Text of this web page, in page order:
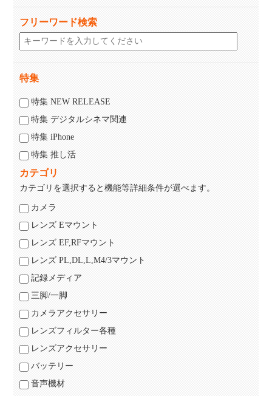
フリーワード検索
特集
特集 NEW RELEASE
特集 デジタルシネマ関連
特集 iPhone
特集 推し活
カテゴリ
カテゴリを選択すると機能等詳細条件が選べます。
カメラ
レンズ Eマウント
レンズ EF,RFマウント
レンズ PL,DL,L,M4/3マウント
記録メディア
三脚/一脚
カメラアクセサリー
レンズフィルター各種
レンズアクセサリー
バッテリー
音声機材